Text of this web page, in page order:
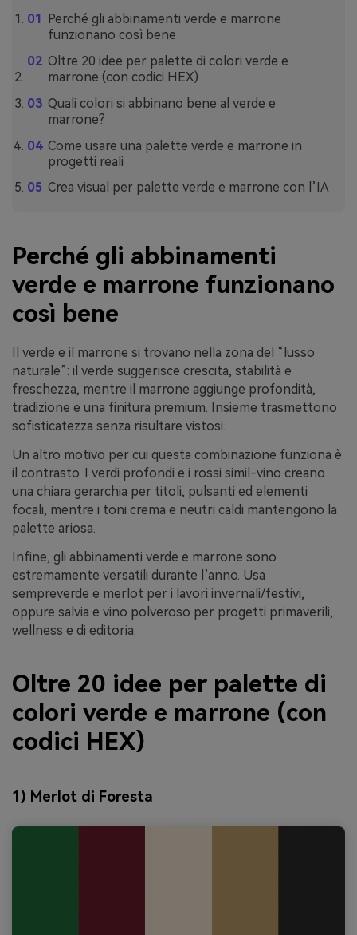
Perché gli abbinamenti verde e marrone
funzionano così bene
Oltre 20 idee per palette di colori verde e
marrone (con codici HEX)
Quali colori si abbinano bene al verde e
marrone?
Come usare una palette verde e marrone in
progetti reali
Crea visual per palette verde e marrone con l’IA
Perché gli abbinamenti
verde e marrone funzionano
così bene
Il verde e il marrone si trovano nella zona del “lusso
naturale”: il verde suggerisce crescita, stabilità e
freschezza, mentre il marrone aggiunge profondità,
tradizione e una finitura premium. Insieme trasmettono
sofisticatezza senza risultare vistosi.
Un altro motivo per cui questa combinazione funziona è
il contrasto. I verdi profondi e i rossi simil-vino creano
una chiara gerarchia per titoli, pulsanti ed elementi
focali, mentre i toni crema e neutri caldi mantengono la
palette ariosa.
Infine, gli abbinamenti verde e marrone sono
estremamente versatili durante l’anno. Usa
sempreverde e merlot per i lavori invernali/festivi,
oppure salvia e vino polveroso per progetti primaverili,
wellness e di editoria.
Oltre 20 idee per palette di
colori verde e marrone (con
codici HEX)
1) Merlot di Foresta